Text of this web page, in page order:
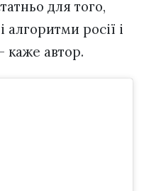
для того,
алгоритми росії і
каже автор.